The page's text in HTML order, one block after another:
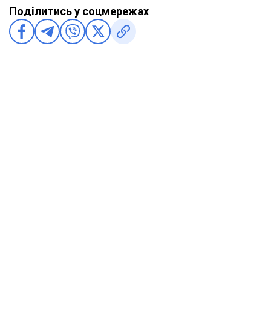
Поділитись у соцмережах